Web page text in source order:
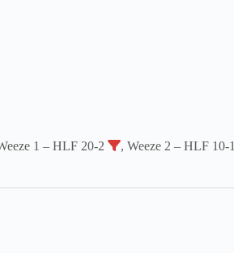
1 – HLF 20-2 , Weeze 2 – HLF 10-1